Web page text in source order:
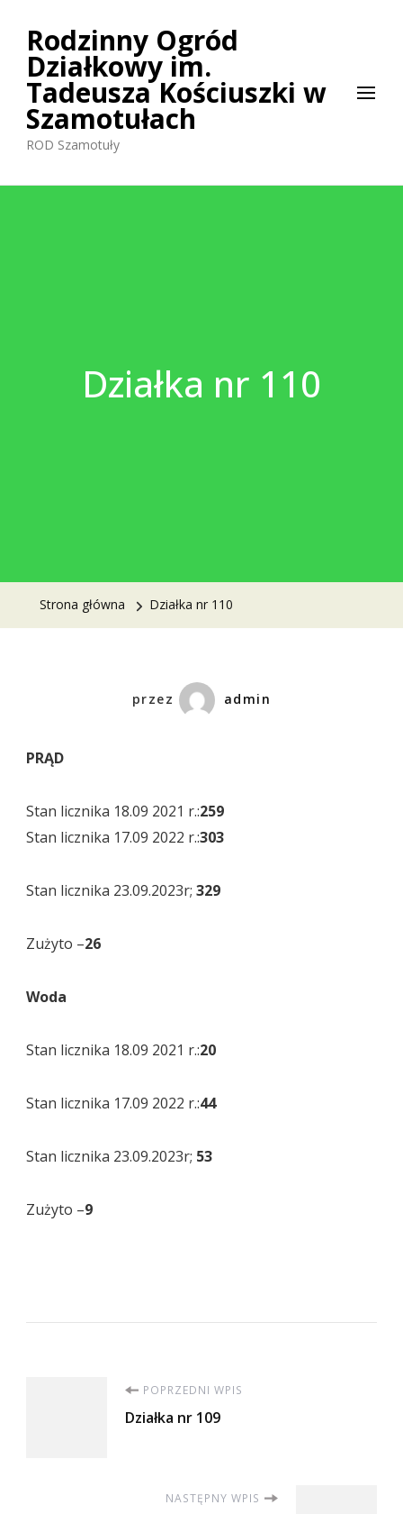
Rodzinny Ogród
Działkowy im.
Tadeusza Kościuszki w
Szamotułach
ROD Szamotuły
Działka nr 110
Strona główna Działka nr 110
przez admin
PRĄD
Stan licznika 18.09 2021 r.:259
Stan licznika 17.09 2022 r.:303
Stan licznika 23.09.2023r; 329
Zużyto –26
Woda
Stan licznika 18.09 2021 r.:20
Stan licznika 17.09 2022 r.:44
Stan licznika 23.09.2023r; 53
Zużyto –9
Nawigacja
POPRZEDNI WPIS
Działka nr 109
NASTĘPNY WPIS